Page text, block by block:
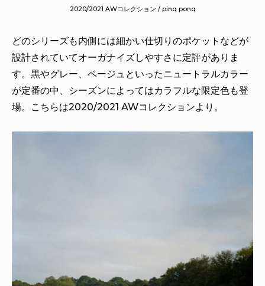
2020/2021 AWコレクション / pinq ponq
どのシリーズも内側には細かい仕切りのポケットなどが
設計されていてオーガナイズしやすさに定評がありま
す。黒やグレー、ベージュといったニュートラルカラー
が定番の中、シーズンによってはカラフルな限定色も登
場。こちらは2020/2021 AWコレクションより。